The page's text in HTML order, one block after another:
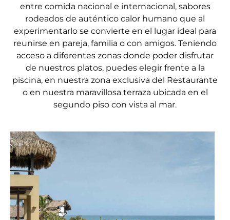
entre comida nacional e internacional, sabores
rodeados de auténtico calor humano que al
experimentarlo se convierte en el lugar ideal para
reunirse en pareja, familia o con amigos. Teniendo
acceso a diferentes zonas donde poder disfrutar
de nuestros platos, puedes elegir frente a la
piscina, en nuestra zona exclusiva del Restaurante
o en nuestra maravillosa terraza ubicada en el
segundo piso con vista al mar.